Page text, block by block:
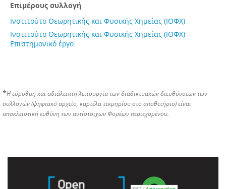
Επιμέρους συλλογή
Ινστιτούτο Θεωρητικής και Φυσικής Χημείας (ΙΘΦΧ)
Ινστιτούτο Θεωρητικής και Φυσικής Χημείας (ΙΘΦΧ) -
Επιστημονικό έργο
*Η εύρυθμη και αδιάλειπτη λειτουργία των διαδικτυακών διευθύνσεων των
συλλογών (ψηφιακό αρχείο, καρτέλα τεκμηρίου στο αποθετήριο) είναι
αποκλειστική ευθύνη των αντίστοιχων Φορέων περιεχομένου.